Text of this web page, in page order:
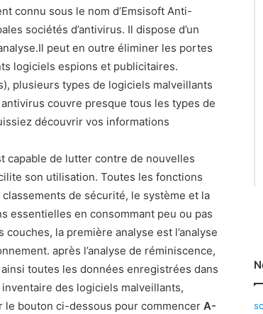
connu sous le nom d’Emsisoft Anti-
sociétés d’antivirus. Il dispose d’un
peut en outre éliminer les portes
logiciels espions et publicitaires.
plusieurs types de logiciels malveillants
couvre presque tous les types de
découvrir vos informations
capable de lutter contre de nouvelles
son utilisation. Toutes les fonctions
de sécurité, le système et la
essentielles en consommant peu ou pas
la première analyse est l’analyse
après l’analyse de réminiscence,
toutes les données enregistrées dans
des logiciels malveillants,
le bouton ci-dessous pour commencer A-